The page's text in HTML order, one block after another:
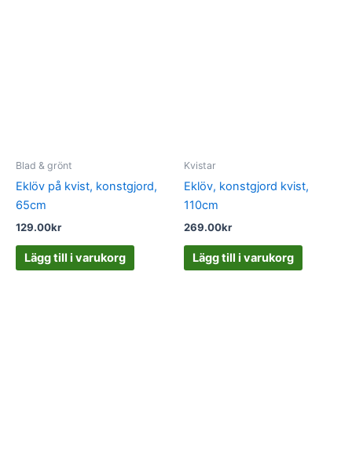
Blad & grönt
Eklöv på kvist, konstgjord,
65cm
129.00kr
Lägg till i varukorg
Kvistar
Eklöv, konstgjord kvist,
110cm
269.00kr
Lägg till i varukorg